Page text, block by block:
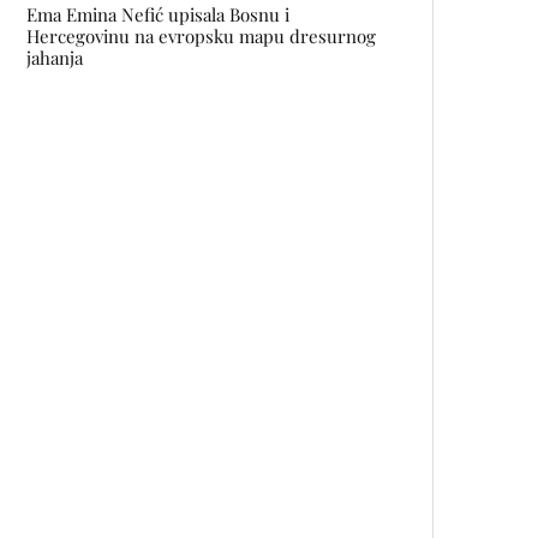
Ema Emina Nefić upisala Bosnu i
Hercegovinu na evropsku mapu dresurnog
jahanja